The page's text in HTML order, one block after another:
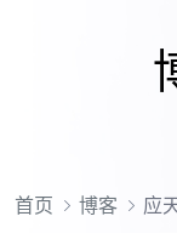
首页 博客 应